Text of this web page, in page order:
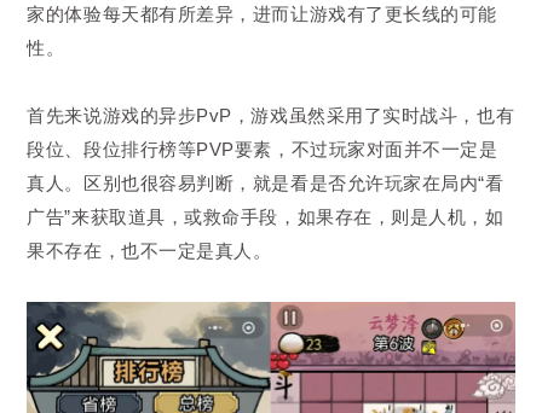
家的体验每天都有所差异，进而让游戏有了更长线的可能
性。
首先来说游戏的异步PvP，游戏虽然采用了实时战斗，也有
段位、段位排行榜等PVP要素，不过玩家对面并不一定是
真人。区别也很容易判断，就是看是否允许玩家在局内“看
广告”来获取道具，或救命手段，如果存在，则是人机，如
果不存在，也不一定是真人。